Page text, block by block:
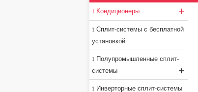
Кондиционеры +
Сплит-системы с бесплатной
установкой
Полупромышленные сплит-
системы
+
Инверторные сплит-системы